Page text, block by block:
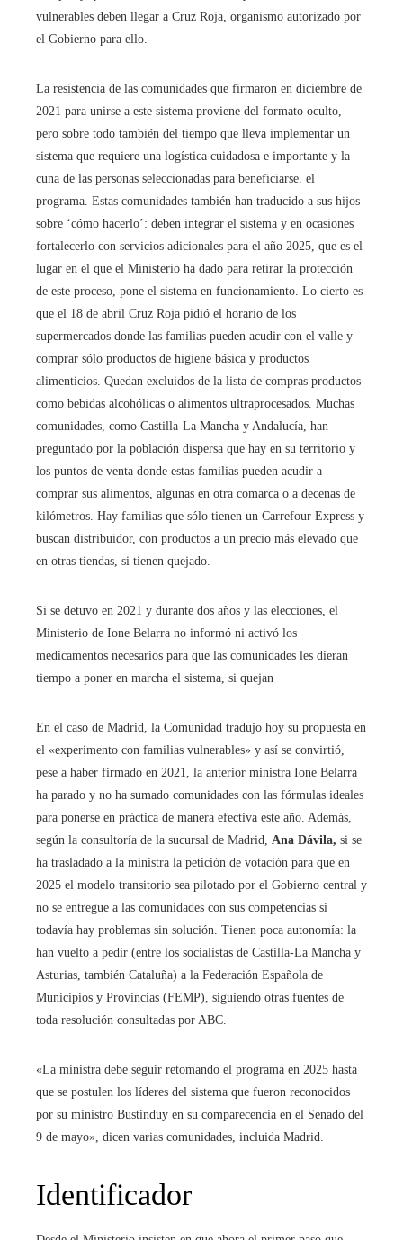
vulnerables deben llegar a Cruz Roja, organismo autorizado por
el Gobierno para ello.
La resistencia de las comunidades que firmaron en diciembre de
2021 para unirse a este sistema proviene del formato oculto,
pero sobre todo también del tiempo que lleva implementar un
sistema que requiere una logística cuidadosa e importante y la
cuna de las personas seleccionadas para beneficiarse. el
programa. Estas comunidades también han traducido a sus hijos
sobre ‘cómo hacerlo’: deben integrar el sistema y en ocasiones
fortalecerlo con servicios adicionales para el año 2025, que es el
lugar en el que el Ministerio ha dado para retirar la protección
de este proceso, pone el sistema en funcionamiento. Lo cierto es
que el 18 de abril Cruz Roja pidió el horario de los
supermercados donde las familias pueden acudir con el valle y
comprar sólo productos de higiene básica y productos
alimenticios. Quedan excluidos de la lista de compras productos
como bebidas alcohólicas o alimentos ultraprocesados. Muchas
comunidades, como Castilla-La Mancha y Andalucía, han
preguntado por la población dispersa que hay en su territorio y
los puntos de venta donde estas familias pueden acudir a
comprar sus alimentos, algunas en otra comarca o a decenas de
kilómetros. Hay familias que sólo tienen un Carrefour Express y
buscan distribuidor, con productos a un precio más elevado que
en otras tiendas, si tienen quejado.
Si se detuvo en 2021 y durante dos años y las elecciones, el
Ministerio de Ione Belarra no informó ni activó los
medicamentos necesarios para que las comunidades les dieran
tiempo a poner en marcha el sistema, si quejan
En el caso de Madrid, la Comunidad tradujo hoy su propuesta en
el «experimento con familias vulnerables» y así se convirtió,
pese a haber firmado en 2021, la anterior ministra Ione Belarra
ha parado y no ha sumado comunidades con las fórmulas ideales
para ponerse en práctica de manera efectiva este año. Además,
según la consultoría de la sucursal de Madrid, Ana Dávila, si se
ha trasladado a la ministra la petición de votación para que en
2025 el modelo transitorio sea pilotado por el Gobierno central y
no se entregue a las comunidades con sus competencias si
todavía hay problemas sin solución. Tienen poca autonomía: la
han vuelto a pedir (entre los socialistas de Castilla-La Mancha y
Asturias, también Cataluña) a la Federación Española de
Municipios y Provincias (FEMP), siguiendo otras fuentes de
toda resolución consultadas por ABC.
«La ministra debe seguir retomando el programa en 2025 hasta
que se postulen los líderes del sistema que fueron reconocidos
por su ministro Bustinduy en su comparecencia en el Senado del
9 de mayo», dicen varias comunidades, incluida Madrid.
Identificador